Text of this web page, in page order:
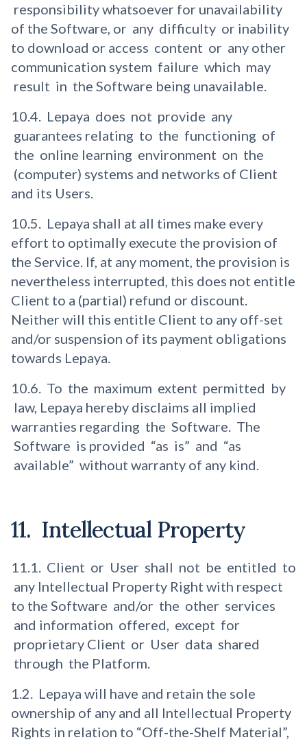
responsibility whatsoever for unavailability
of the Software, or any difficulty or inability
to download or access content or any other
communication system failure which may
result in the Software being unavailable.
10.4. Lepaya does not provide any
guarantees relating to the functioning of
the online learning environment on the
(computer) systems and networks of Client
and its Users.
10.5. Lepaya shall at all times make every
effort to optimally execute the provision of
the Service. If, at any moment, the provision is
nevertheless interrupted, this does not entitle
Client to a (partial) refund or discount.
Neither will this entitle Client to any off-set
and/or suspension of its payment obligations
towards Lepaya.
10.6. To the maximum extent permitted by
law, Lepaya hereby disclaims all implied
warranties regarding the Software. The
Software is provided “as is” and “as
available” without warranty of any kind.
11. Intellectual Property
11.1. Client or User shall not be entitled to
any Intellectual Property Right with respect
to the Software and/or the other services
and information offered, except for
proprietary Client or User data shared
through the Platform.
1.2. Lepaya will have and retain the sole
ownership of any and all Intellectual Property
Rights in relation to “Off-the-Shelf Material”,